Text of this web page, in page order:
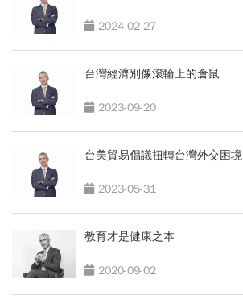
2024-02-27
台灣經濟別像滾輪上的倉鼠
2023-09-20
台美貿易倡議扭轉台灣外交困境
2023-05-31
教育才是健康之本
2020-09-02